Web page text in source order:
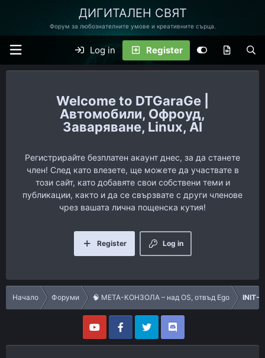
ДИГИТАЛЕН СВЯТ
Форум за любознателните умове и креативните сърца.
Log in Register
DTGaraGe |
Автомобили, Офроуд,
Заваряване, Linux, AI
Регистрирайте безплатен акаунт днес, за да станете
член! След като влезете, ще можете да участвате в
този сайт, като добавяте свои собствени теми и
публикации, както и да се свързвате с други членове
чрез вашата лична пощенска кутия!
Log in
Register
Начало Форуми 🧠 МЕТА-КОНЗОЛА – над OS, отвъд Ego INIT-